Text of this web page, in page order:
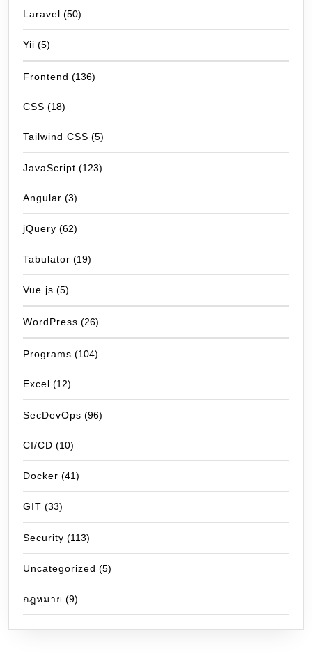
Laravel (50)
Yii (5)
Frontend (136)
CSS (18)
Tailwind CSS (5)
JavaScript (123)
Angular (3)
jQuery (62)
Tabulator (19)
Vue.js (5)
WordPress (26)
Programs (104)
Excel (12)
SecDevOps (96)
CI/CD (10)
Docker (41)
GIT (33)
Security (113)
Uncategorized (5)
กฎหมาย (9)